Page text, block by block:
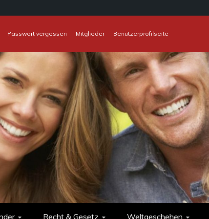
Passwort vergessen Mitglieder
Benutzerprofilseite
Recht & Gesetz Weltgeschehen